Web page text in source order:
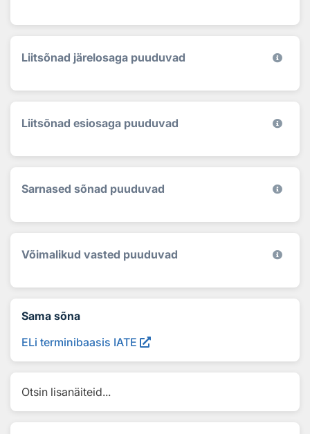
Liitsõnad järelosaga puuduvad
Liitsõnad esiosaga puuduvad
Sarnased sõnad puuduvad
Võimalikud vasted puuduvad
Sama sõna
ELi terminibaasis IATE
Otsin lisanäiteid...